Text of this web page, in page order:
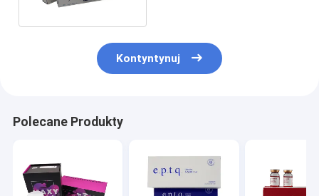
Kontyntynuj
Polecane Produkty